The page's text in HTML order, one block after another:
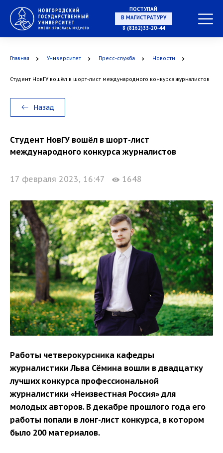
ПОСТУПАЙ
В МАГИСТРАТУРУ
8 (8162)33-20-44
Главная Университет Пресс-служба Новости
Студент НовГУ вошёл в шорт-лист международного конкурса журналистов
Назад
Студент НовГУ вошёл в шорт-лист
международного конкурса журналистов
17 февраля 2023, 16:47 1648
Работы четверокурсника кафедры
журналистики Льва Сёмина вошли в двадцатку
лучших конкурса профессиональной
журналистики «Неизвестная Россия» для
молодых авторов. В декабре прошлого года его
работы попали в лонг-лист конкурса, в котором
было 200 материалов.